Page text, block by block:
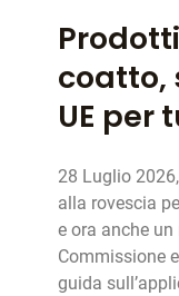
coatto,
UE per
28 Luglio
alla rovescia
e ora anche
Commissione
guida